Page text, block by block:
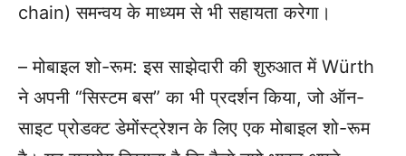
chain) समन्वय के माध्यम से भी सहायता करेगा।
– मोबाइल शो-रूम: इस साझेदारी की शुरुआत में Würth
ने अपनी “सिस्टम बस” का भी प्रदर्शन किया, जो ऑन-
साइट प्रोडक्ट डेमोंस्ट्रेशन के लिए एक मोबाइल शो-रूम